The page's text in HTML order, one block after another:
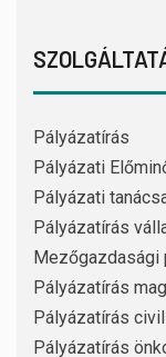
Pályázatírás
Pályázati
Pályázati
Pályázatírás
Mezőgazdasági
Pályázatírás
Pályázatírás
Pályázatírás